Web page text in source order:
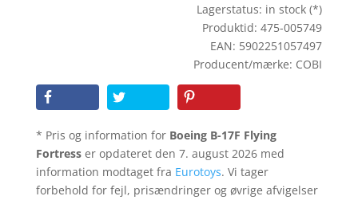
Lagerstatus: in stock (*)
Produktid: 475-005749
EAN: 5902251057497
Producent/mærke: COBI
* Pris og information for Boeing B-17F Flying
Fortresser opdateret den 7. august 2026 med
information modtaget fra Eurotoys. Vi tager
forbehold for fejl, prisændringer og øvrige afvigelser